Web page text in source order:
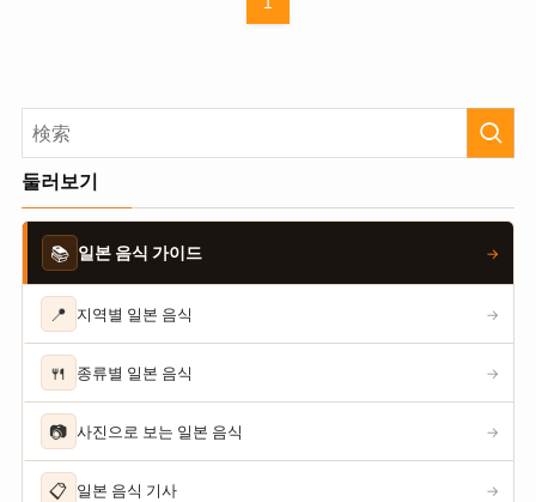
둘러보기
📚 일본 음식 가이드 →
📍 지역별 일본 음식 →
🍴 종류별 일본 음식 →
📷 사진으로 보는 일본 음식 →
📋 일본 음식 기사 →